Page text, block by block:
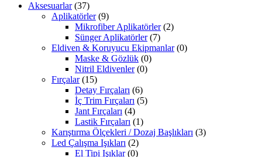
Aksesuarlar (37)
Aplikatörler (9)
Mikrofiber Aplikatörler (2)
Sünger Aplikatörler (7)
Eldiven & Koruyucu Ekipmanlar (0)
Maske & Gözlük (0)
Nitril Eldivenler (0)
Fırçalar (15)
Detay Fırçaları (6)
İç Trim Fırçaları (5)
Jant Fırçaları (4)
Lastik Fırçaları (1)
Karıştırma Ölçekleri / Dozaj Başlıkları (3)
Led Çalışma Işıkları (2)
El Tipi Işıklar (0)